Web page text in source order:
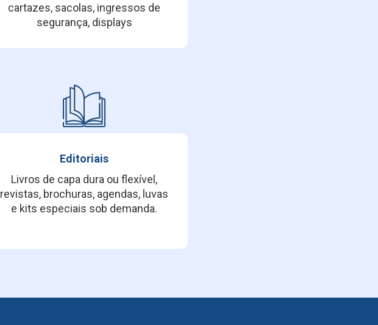
cartazes, sacolas, ingressos de
segurança, displays
Editoriais
Livros de capa dura ou flexível,
revistas, brochuras, agendas, luvas
e kits especiais sob demanda.